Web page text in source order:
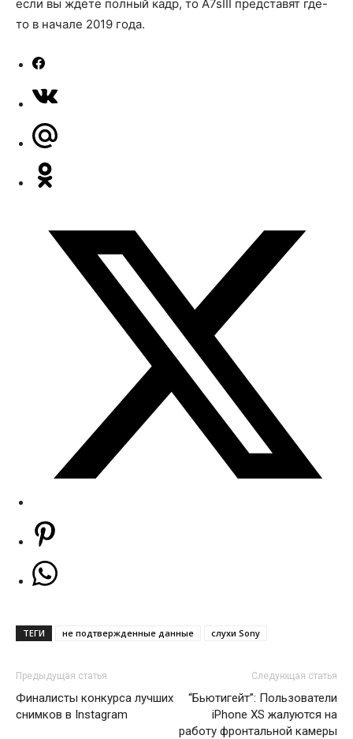
если вы ждете полный кадр, то A7sIII представят где-
то в начале 2019 года.
ТЕГИ не подтвержденные данные слухи Sony
Предыдущая статья
Финалисты конкурса лучших
снимков в Instagram
Следующая статья
“Бьютигейт”: Пользователи
iPhone XS жалуются на
работу фронтальной камеры